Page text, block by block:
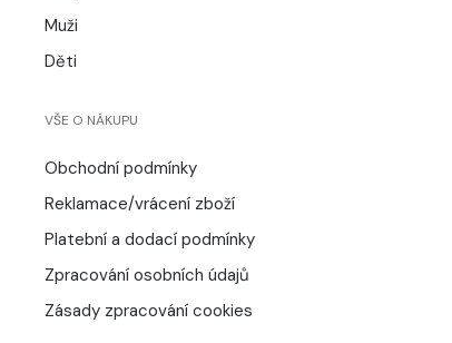
Muži
Děti
VŠE O NÁKUPU
Obchodní podmínky
Reklamace/vrácení zboží
Platební a dodací podmínky
Zpracování osobních údajů
Zásady zpracování cookies